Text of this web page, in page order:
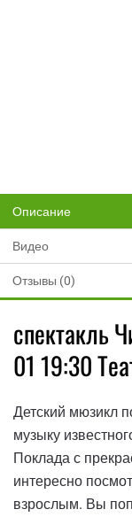
Описание
Видео
Отзывы (0)
спектакль
01 19:30
Детский мюзикл
музыку
Поклада с
интересно
взрослым. Вы